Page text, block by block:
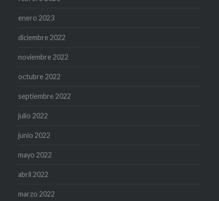
enero 2023
diciembre 2022
noviembre 2022
octubre 2022
septiembre 2022
julio 2022
junio 2022
mayo 2022
abril 2022
marzo 2022